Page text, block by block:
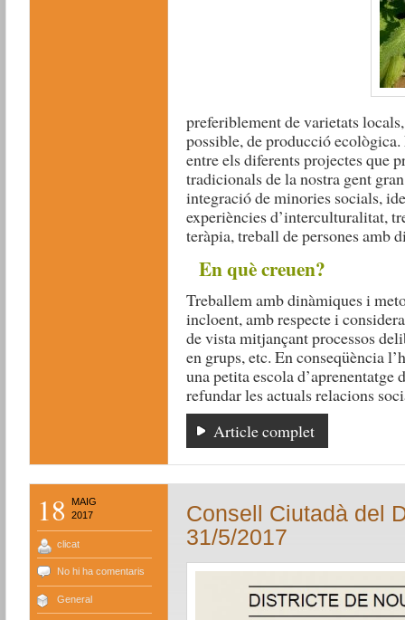
preferiblement de varietats
possible, de producció
entre els diferents projectes que
tradicionals de la nostra gent
integració de minories socials,
experiències d’interculturalitat,
teràpia, treball de persones amb
En què creuen?
Treballem amb dinàmiques i
incloent, amb respecte i
de vista mitjançant processos
en grups, etc. En conseqüència
una petita escola
refundar les actuals relacions
Article complet
18
MAIG
2017
clicat
No hi ha comentaris
General
Consell Ciutadà del
31/5/2017